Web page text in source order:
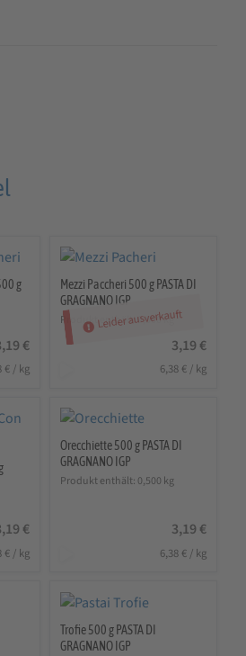
g
€
€ / kg
Leider ausverkauft
Mezzi Paccheri 500 g PASTA DI
GRAGNANO IGP
Produkt enthält: 0,500kg
3,19 €
6,38 €/ kg
€
€ / kg
Orecchiette 500 g PASTA DI
GRAGNANO IGP
Produkt enthält: 0,500 kg
3,19 €
6,38 €/ kg
Trofie 500 g PASTA DI
GRAGNANO IGP